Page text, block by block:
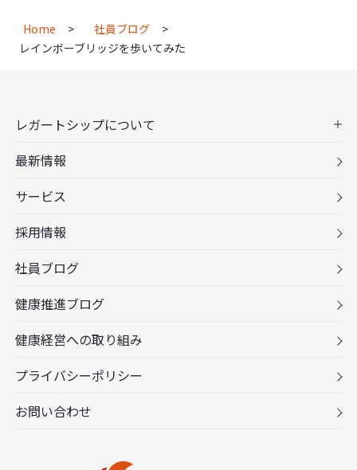
Home
社員ブログ
レインボーブリッジを歩いてみた
レガートシップについて
最新情報
サービス
採用情報
社員ブログ
健康推進ブログ
健康経営への取り組み
プライバシーポリシー
お問い合わせ